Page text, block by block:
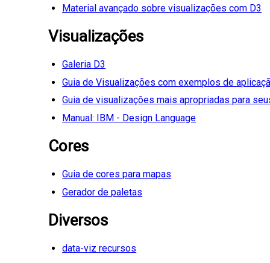
Material avançado sobre visualizações com D3
Visualizações
Galeria D3
Guia de Visualizações com exemplos de
Guia de visualizações mais apropriadas para
Manual: IBM - Design Language
Cores
Guia de cores para mapas
Gerador de paletas
Diversos
data-viz recursos